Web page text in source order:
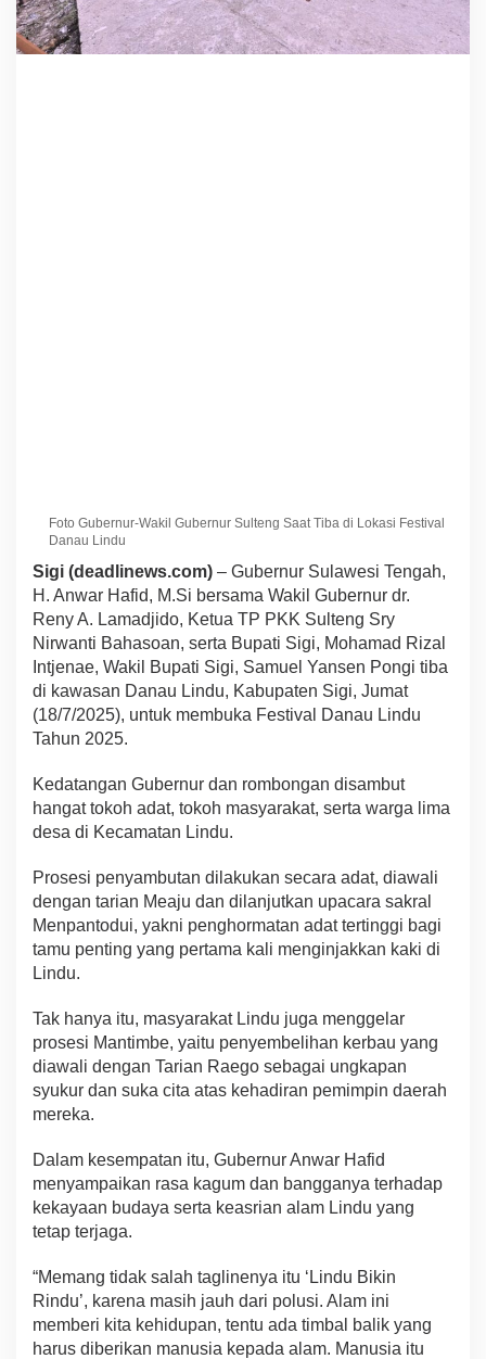
Foto Gubernur-Wakil Gubernur Sulteng Saat Tiba di Lokasi Festival
Danau Lindu
Sigi (deadlinews.com) – Gubernur Sulawesi Tengah,
H. Anwar Hafid, M.Si bersama Wakil Gubernur dr.
Reny A. Lamadjido, Ketua TP PKK Sulteng Sry
Nirwanti Bahasoan, serta Bupati Sigi, Mohamad Rizal
Intjenae, Wakil Bupati Sigi, Samuel Yansen Pongi tiba
di kawasan Danau Lindu, Kabupaten Sigi, Jumat
(18/7/2025), untuk membuka Festival Danau Lindu
Tahun 2025.
Kedatangan Gubernur dan rombongan disambut
hangat tokoh adat, tokoh masyarakat, serta warga lima
desa di Kecamatan Lindu.
Prosesi penyambutan dilakukan secara adat, diawali
dengan tarian Meaju dan dilanjutkan upacara sakral
Menpantodui, yakni penghormatan adat tertinggi bagi
tamu penting yang pertama kali menginjakkan kaki di
Lindu.
Tak hanya itu, masyarakat Lindu juga menggelar
prosesi Mantimbe, yaitu penyembelihan kerbau yang
diawali dengan Tarian Raego sebagai ungkapan
syukur dan suka cita atas kehadiran pemimpin daerah
mereka.
Dalam kesempatan itu, Gubernur Anwar Hafid
menyampaikan rasa kagum dan bangganya terhadap
kekayaan budaya serta keasrian alam Lindu yang
tetap terjaga.
“Memang tidak salah taglinenya itu ‘Lindu Bikin
Rindu’, karena masih jauh dari polusi. Alam ini
memberi kita kehidupan, tentu ada timbal balik yang
harus diberikan manusia kepada alam. Manusia itu